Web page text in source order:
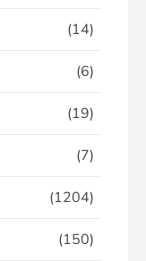
(14)
(6)
(19)
(7)
(1204)
(150)